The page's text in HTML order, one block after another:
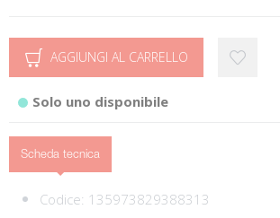
AGGIUNGI AL CARRELLO
Solo uno disponibile
Scheda tecnica
Codice: 135973829388313